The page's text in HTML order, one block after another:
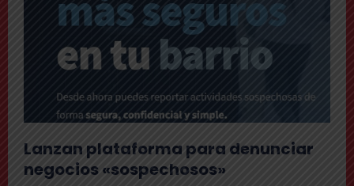
Lanzan plataforma para denunciar
negocios «sospechosos»